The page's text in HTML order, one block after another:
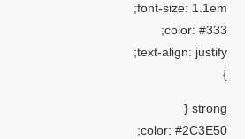
font-size: 1.1em;
color: #333;
text-align: justify;
}
strong {
color: #2C3E50;